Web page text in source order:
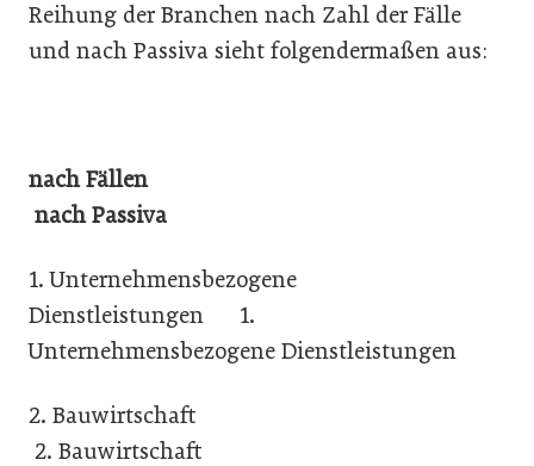
Reihung der Branchen nach Zahl der Fälle
und nach Passiva sieht folgendermaßen aus:
nach Fällen
nach Passiva
1. Unternehmensbezogene
Dienstleistungen 1.
Unternehmensbezogene Dienstleistungen
2. Bauwirtschaft
2. Bauwirtschaft